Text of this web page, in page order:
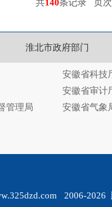
共140条记录 页次
淮北市政府部门
安徽省科技
安徽省审计
管理局 安徽省气象
2006-2026